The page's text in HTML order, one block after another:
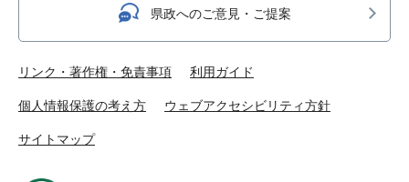
県政へのご意見・ご提案
リンク・著作権・免責事項 利用ガイド
個人情報保護の考え方 ウェブアクセシビリティ方針
サイトマップ